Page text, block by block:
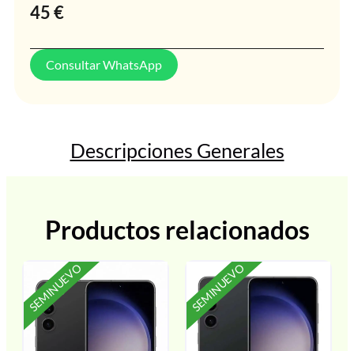
45€
Consultar WhatsApp
Descripciones Generales
Productos relacionados
SEMINUEVO SEMINUEVO